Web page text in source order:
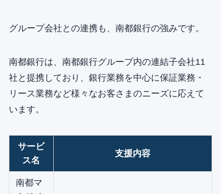
グループ会社との連携も、南都銀行の強みです。
南都銀行は、南都銀行グループ内の連結子会社11
社と提携しており、銀行業務を中心に保証業務・
リース業務など様々なお客さまのニーズに応えて
います。
サービ
ス名
支援内容
南都マ